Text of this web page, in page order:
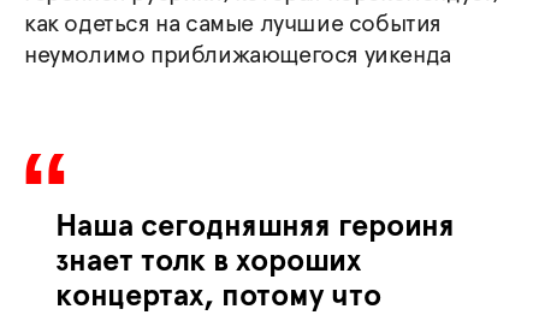
как одеться на самые лучшие события
неумолимо приближающегося уикенда
Наша сегодняшняя героиня
знает толк в хороших
концертах, потому что